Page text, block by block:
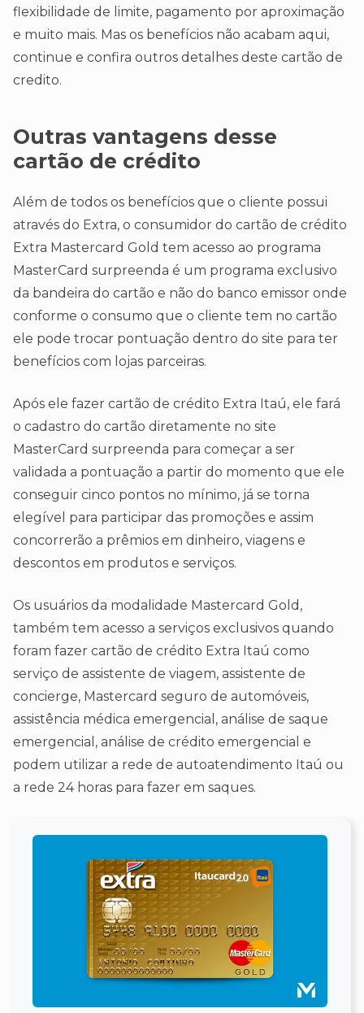
flexibilidade de limite, pagamento por aproximação
e muito mais. Mas os benefícios não acabam aqui,
continue e confira outros detalhes deste cartão de
credito.
Outras vantagens desse
cartão de crédito
Além de todos os benefícios que o cliente possui
através do Extra, o consumidor do cartão de crédito
Extra Mastercard Gold tem acesso ao programa
MasterCard surpreenda é um programa exclusivo
da bandeira do cartão e não do banco emissor onde
conforme o consumo que o cliente tem no cartão
ele pode trocar pontuação dentro do site para ter
benefícios com lojas parceiras.
Após ele fazer cartão de crédito Extra Itaú, ele fará
o cadastro do cartão diretamente no site
MasterCard surpreenda para começar a ser
validada a pontuação a partir do momento que ele
conseguir cinco pontos no mínimo, já se torna
elegível para participar das promoções e assim
concorrerão a prêmios em dinheiro, viagens e
descontos em produtos e serviços.
Os usuários da modalidade Mastercard Gold,
também tem acesso a serviços exclusivos quando
foram fazer cartão de crédito Extra Itaú como
serviço de assistente de viagem, assistente de
concierge, Mastercard seguro de automóveis,
assistência médica emergencial, análise de saque
emergencial, análise de crédito emergencial e
podem utilizar a rede de autoatendimento Itaú ou
a rede 24 horas para fazer em saques.